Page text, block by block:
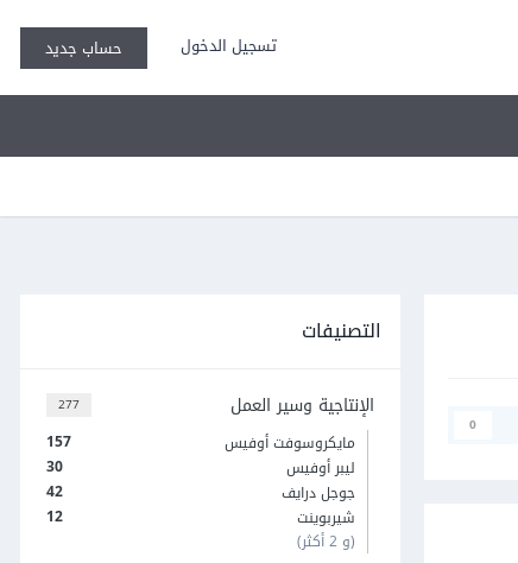
تسجيل الدخول حساب جديد
0
التصنيفات
277 الإنتاجية وسير العمل
157
مايكروسوفت أوفيس
30
ليبر أوفيس
42
جوجل درايف
12
شيربوينت
(و 2 أكثر)